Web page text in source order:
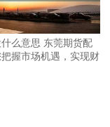
么意思 东莞期货配
握市场机遇，实现财